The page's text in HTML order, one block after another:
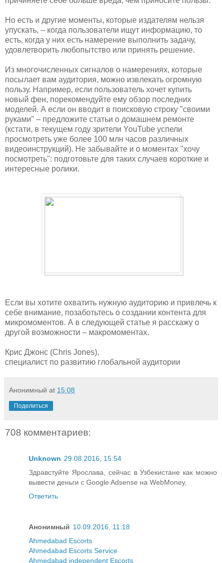
Но есть и другие моменты, которые издателям нельзя
упускать, – когда пользователи ищут информацию, то
есть, когда у них есть намерение выполнить задачу,
удовлетворить любопытство или принять решение.
Из многочисленных сигналов о намерениях, которые
посылает вам аудитория, можно извлекать огромную
пользу. Например, если пользователь хочет купить
новый фен, порекомендуйте ему обзор последних
моделей. А если он вводит в поисковую строку "своими
руками" – предложите статьи о домашнем ремонте
(кстати, в текущем году зрители YouTube успели
просмотреть уже более 100 млн часов различных
видеоинструкций). Не забывайте и о моментах "хочу
посмотреть": подготовьте для таких случаев короткие и
интересные ролики.
Если вы хотите охватить нужную аудиторию и привлечь к
себе внимание, позаботьтесь о создании контента для
микромоментов. А в следующей статье я расскажу о
другой возможности – макромоментах.
Крис Джонс (Chris Jones),
специалист по развитию глобальной аудитории
Анонимный at 15:08
Поделиться
708 комментариев:
Unknown 29.08.2016, 15:54
Здравстуйте Ярослава, сейчас в Узбекистане как можно
вывести деньги с Google Adsense на WebMoney,
Ответить
Анонимный 10.09.2016, 11:18
Ahmedabad Escorts
Ahmedabad Escorts Service
Ahmedabad independent Escorts